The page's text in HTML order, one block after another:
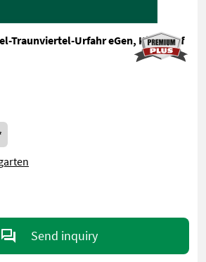
Traunviertel-Urfahr eGen, Kirchdorf
Send inquiry